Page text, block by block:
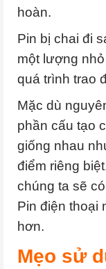
hoàn.
Pin bị chai đi
một lượng
quá trình trao
Mặc dù
phần cấu tạo
giống nhau
điểm riêng
chúng ta sẽ
Pin điện thoại
hơn.
Mẹo sử